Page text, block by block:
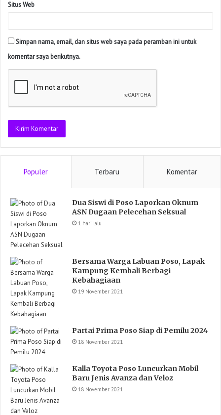
Situs Web
Simpan nama, email, dan situs web saya pada peramban ini untuk
komentar saya berikutnya.
Populer Terbaru Komentar
Dua Siswi di Poso Laporkan Oknum
ASN Dugaan Pelecehan Seksual
1 hari lalu
Bersama Warga Labuan Poso, Lapak
Kampung Kembali Berbagi
Kebahagiaan
19 November 2021
Partai Prima Poso Siap di Pemilu 2024
18 November 2021
Kalla Toyota Poso Luncurkan Mobil
Baru Jenis Avanza dan Veloz
18 November 2021